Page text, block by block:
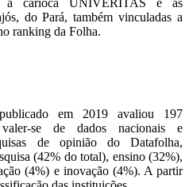
a carioca UNIVERITAS e as
do Pará, também vinculadas a
ranking da Folha.
em 2019 avaliou 197
se de dados nacionais e
de opinião do Datafolha,
(42% do total), ensino (32%),
(4%) e inovação (4%). A partir